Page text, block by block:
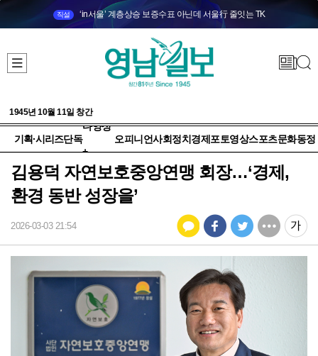
직설 ‘in서울’ 계층상승 보증수표 아닌데 서울行 줄잇는 TK
1945년 10월 11일 창간
기획·시리즈단독
다양성
+
오피니언사회정치 경제 포토영상스포츠문화동정
김용덕 자연보호중앙연맹 회장…‘경제,
환경 동반 성장을’
2026-03-03 21:54